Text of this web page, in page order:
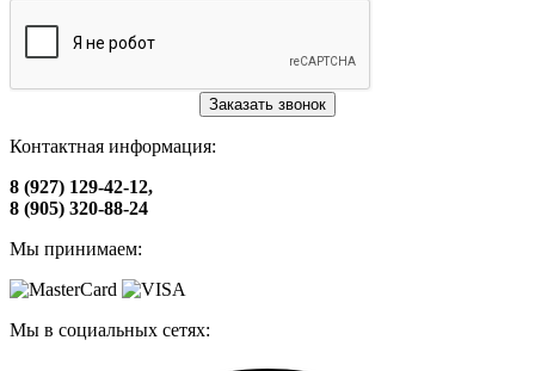
Заказать звонок
Контактная информация:
8 (927) 129-42-12,
8 (905) 320-88-24
Мы принимаем:
Мы в социальных сетях: